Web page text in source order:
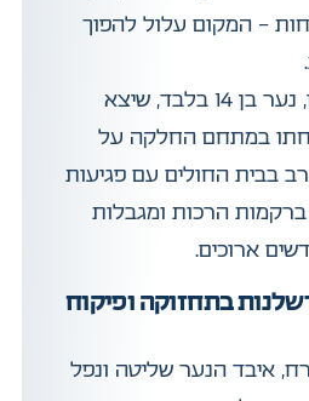
– המקום עלול להפוך
זהו סיפורו של לקוחנו, נער בן 14 בלבד, שיצא
במתחם החלקה על
בבית החולים עם פגיעות
הרכות ומגבלות
ארוכים.
בתחזוקה ופיקוח
איבד הנער שליטה ונפל